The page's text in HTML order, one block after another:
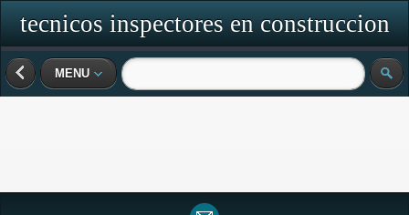
tecnicos inspectores en construccion
soldadura y acero
MENU